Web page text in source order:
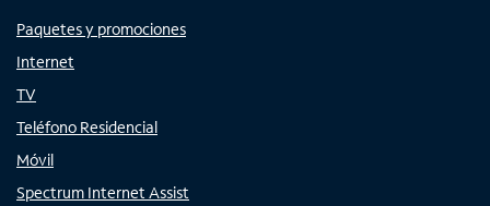
Paquetes y promociones
Internet
TV
Teléfono Residencial
Móvil
Spectrum Internet Assist